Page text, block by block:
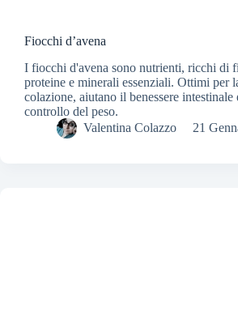
Fiocchi d’avena
I fiocchi d'avena sono nutrienti, ricchi di
proteine e minerali essenziali. Ottimi per
colazione, aiutano il benessere intestinale
controllo del peso.
Valentina Colazzo
21